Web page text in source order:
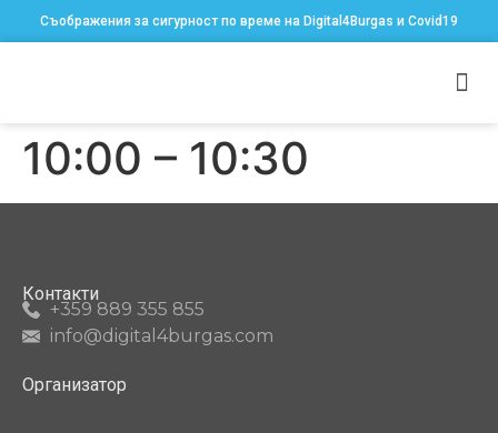
Съображения за сигурност по време на Digital4Burgas и Covid19
10:00 – 10:30
Контакти
+359 889 355 855
info@digital4burgas.com
Организатор